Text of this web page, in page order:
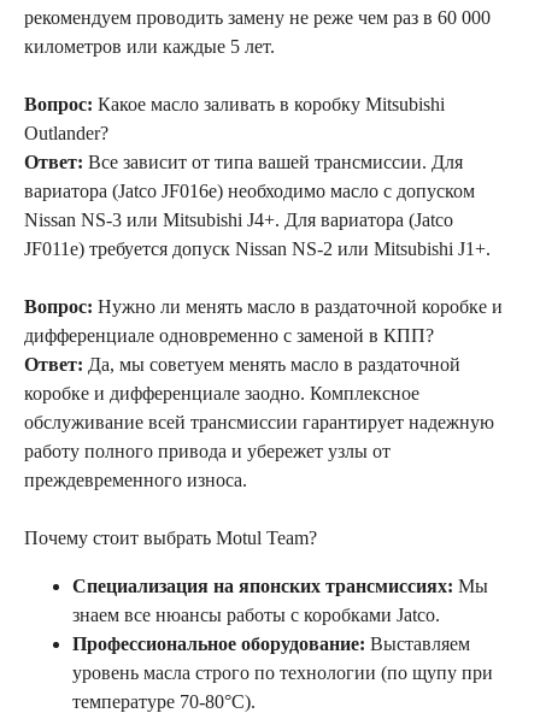
рекомендуем проводить замену не реже чем раз в 60 000
километров или каждые 5 лет.
Вопрос: Какое масло заливать в коробку Mitsubishi
Outlander?
Ответ: Все зависит от типа вашей трансмиссии. Для
вариатора (Jatco JF016e) необходимо масло с допуском
Nissan NS-3 или Mitsubishi J4+. Для вариатора (Jatco
JF011e) требуется допуск Nissan NS-2 или Mitsubishi J1+.
Вопрос: Нужно ли менять масло в раздаточной коробке и
дифференциале одновременно с заменой в КПП?
Ответ: Да, мы советуем менять масло в раздаточной
коробке и дифференциале заодно. Комплексное
обслуживание всей трансмиссии гарантирует надежную
работу полного привода и убережет узлы от
преждевременного износа.
Почему стоит выбрать Motul Team?
Специализация на японских трансмиссиях: Мы
знаем все нюансы работы с коробками Jatco.
Профессиональное оборудование: Выставляем
уровень масла строго по технологии (по щупу при
температуре 70-80°C).